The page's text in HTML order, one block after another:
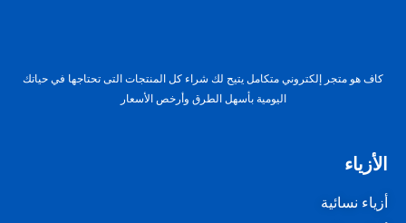
كاف هو متجر إلكتروني متكامل يتيح لك شراء كل المنتجات التى تحتاجها في حياتك
اليومية بأسهل الطرق وأرخص الأسعار
الأزياء
أزياء نسائية